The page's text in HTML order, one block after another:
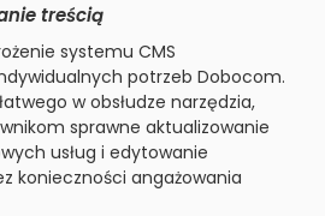
treścią
systemu CMS
potrzeb Dobocom.
w obsłudze narzędzia,
sprawne aktualizowanie
usług i edytowanie
konieczności angażowania